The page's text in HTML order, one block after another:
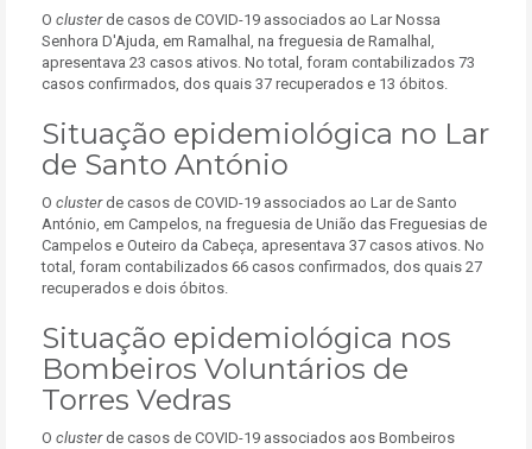
O clusterde casos de COVID-19 associados ao Lar Nossa
Senhora D'Ajuda, em Ramalhal, na freguesia de Ramalhal,
apresentava 23 casos ativos. No total, foram contabilizados 73
casos confirmados, dos quais 37 recuperados e 13 óbitos.
Situação epidemiológica no Lar
de Santo António
O clusterde casos de COVID-19 associados ao Lar de Santo
António, em Campelos, na freguesia de União das Freguesias de
Campelos e Outeiro da Cabeça, apresentava 37 casos ativos. No
total, foram contabilizados 66 casos confirmados, dos quais 27
recuperados e dois óbitos.
Situação epidemiológica nos
Bombeiros Voluntários de
Torres Vedras
O clusterde casos de COVID-19 associados aos Bombeiros